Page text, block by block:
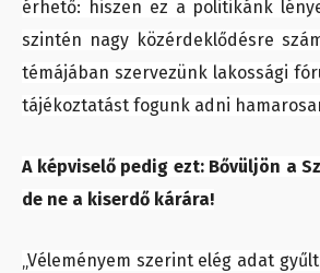
érhető: hiszen ez a politikánk
szintén nagy közérdeklődésre
témájában szervezünk lakossági
tájékoztatást fogunk adni
A képviselő pedig ezt: Bővüljön a
de ne a kiserdő kárára!
„Véleményem szerint elég adat